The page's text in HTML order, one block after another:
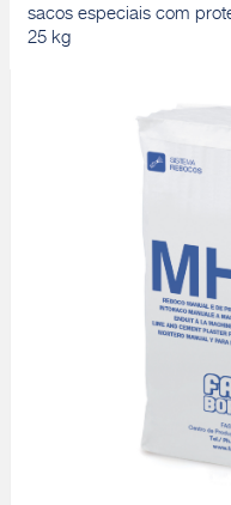
sacos especiais com
25 kg